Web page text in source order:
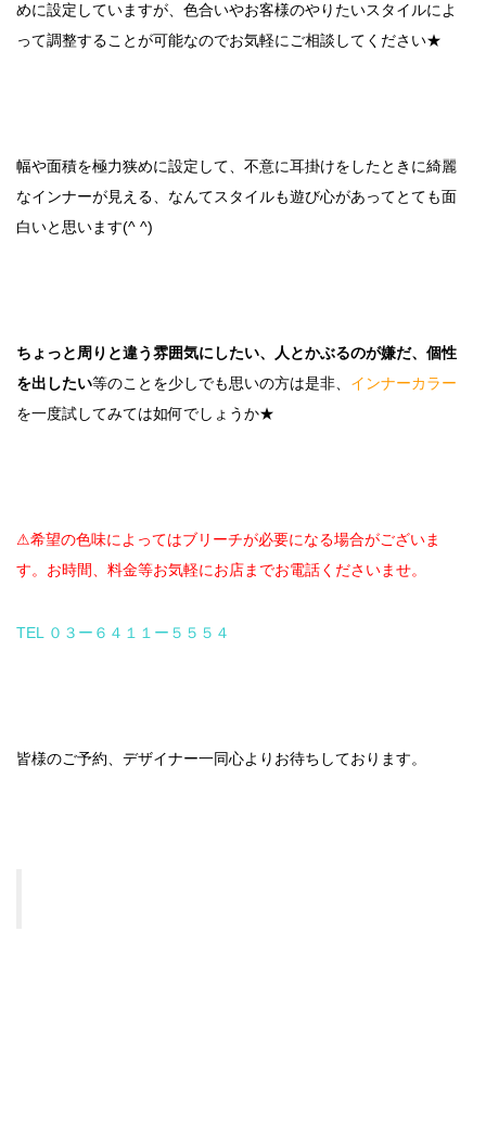
めに設定していますが、色合いやお客様のやりたいスタイルによ
って調整することが可能なのでお気軽にご相談してください★
幅や面積を極力狭めに設定して、不意に耳掛けをしたときに綺麗
なインナーが見える、なんてスタイルも遊び心があってとても面
白いと思います(^ ^)
ちょっと周りと違う雰囲気にしたい、人とかぶるのが嫌だ、個性
を出したい等のことを少しでも思いの方は是非、 インナーカラー
を一度試してみては如何でしょうか★
⚠︎希望の色味によってはブリーチが必要になる場合がございま
す。お時間、料金等お気軽にお店までお電話くださいませ。
TEL ０３ー６４１１ー５５５４
皆様のご予約、デザイナー一同心よりお待ちしております。